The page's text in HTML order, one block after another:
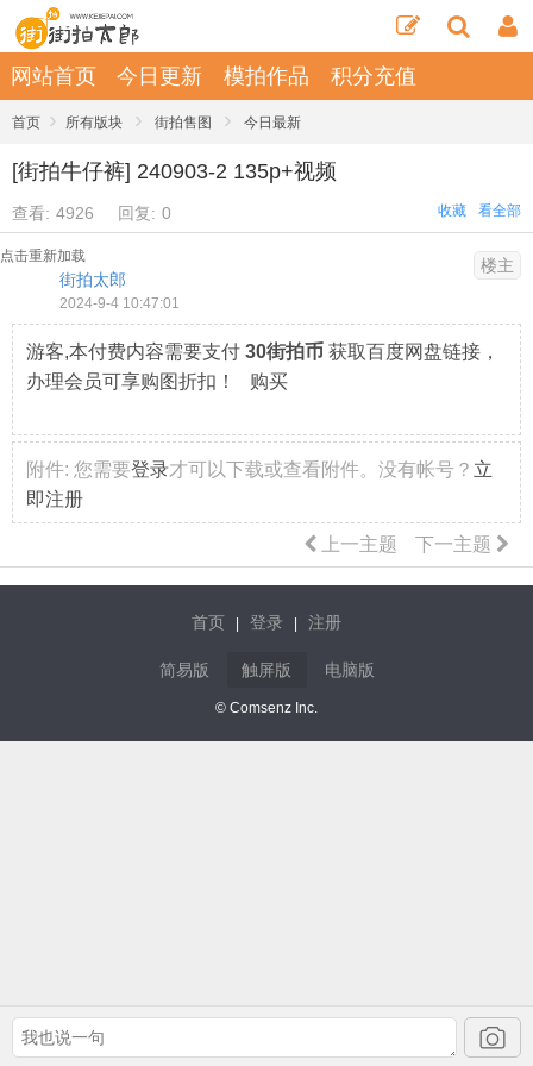
网站首页 今日更新 模拍作品 积分充值
首页 › 所有版块 › 街拍售图 › 今日最新
[街拍牛仔裤] 240903-2 135p+视频
查看: 4926 回复: 0 看全部
收藏
点击重新加载
街拍太郎
2024-9-4 10:47:01
楼主
游客,本付费内容需要支付 30街拍币 获取百度网盘链接，
办理会员可享购图折扣！ 购买
附件: 您需要登录才可以下载或查看附件。没有帐号？ 立
即注册
下一主题
上一主题
首页 登录 注册
简易版 触屏版 电脑版
© Comsenz Inc.